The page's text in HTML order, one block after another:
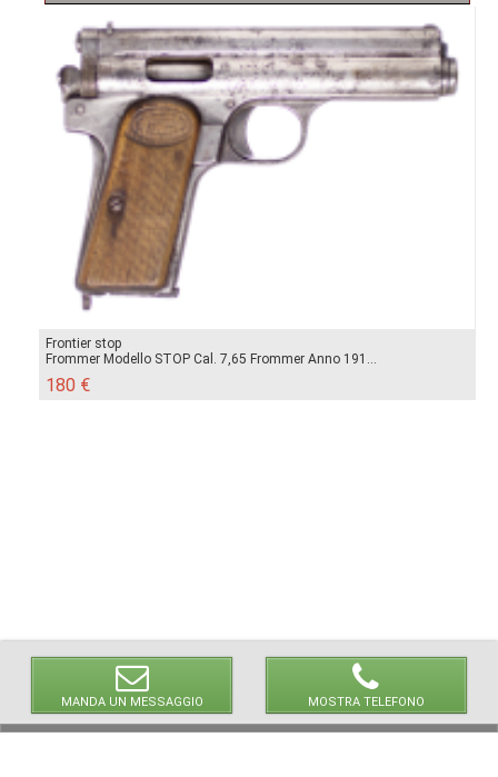
MANDA UN MESSAGGIO MOSTRA TELEFONO
Frontier stop
Frommer Modello STOP Cal. 7,65 Frommer Anno 191...
180 €